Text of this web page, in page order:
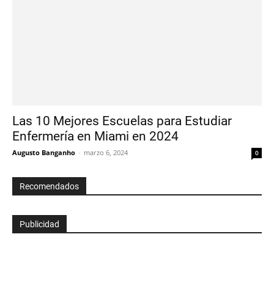
Las 10 Mejores Escuelas para Estudiar
Enfermería en Miami en 2024
Augusto Banganho - marzo 6, 2024 0
Recomendados
Publicidad